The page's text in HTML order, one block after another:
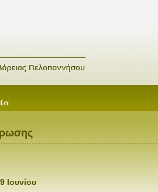
Ιουνίου